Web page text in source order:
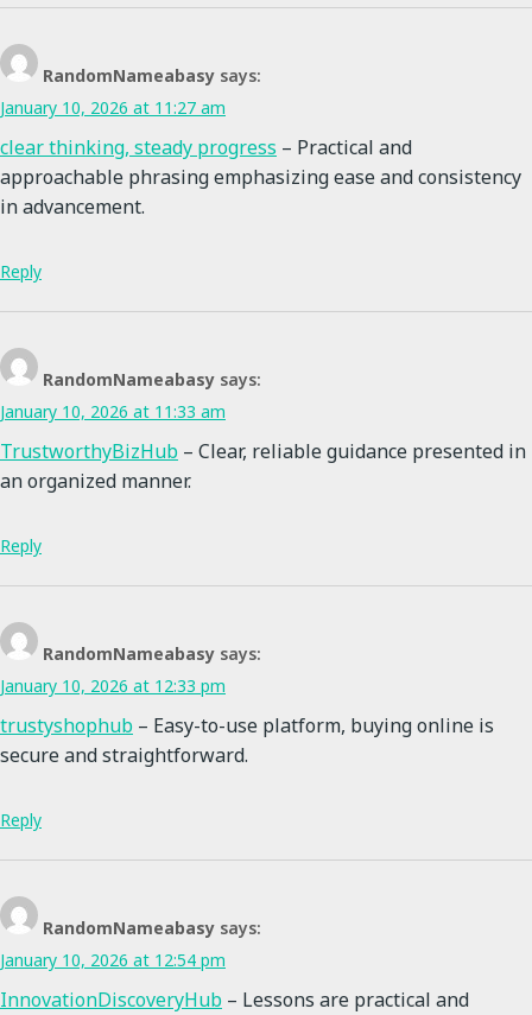
RandomNameabasy says:
January 10, 2026 at 11:27 am
clear thinking, steady progress – Practical and
approachable phrasing emphasizing ease and consistency
in advancement.
Reply
RandomNameabasy says:
January 10, 2026 at 11:33 am
TrustworthyBizHub – Clear, reliable guidance presented in
an organized manner.
Reply
RandomNameabasy says:
January 10, 2026 at 12:33 pm
trustyshophub – Easy-to-use platform, buying online is
secure and straightforward.
Reply
RandomNameabasy says:
January 10, 2026 at 12:54 pm
InnovationDiscoveryHub – Lessons are practical and